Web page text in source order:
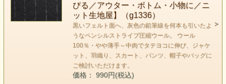
びる／アウター・ボトム・小物に／ニ
ット生地屋】（g1336）
黒いフェルト面へ、灰色の鉛筆線を何本も引いたよ
うなペンシルストライプ圧縮ウール。 ウール
100％・やや薄手～中肉でタテヨコに伸び、ジャケ
ット、羽織り、スカート、パンツ、帽子やバッグに
ご検討いただけます。
価格： 990円(税込)